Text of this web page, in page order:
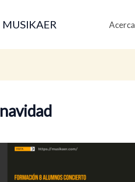
MUSIKAER Acerca
navidad